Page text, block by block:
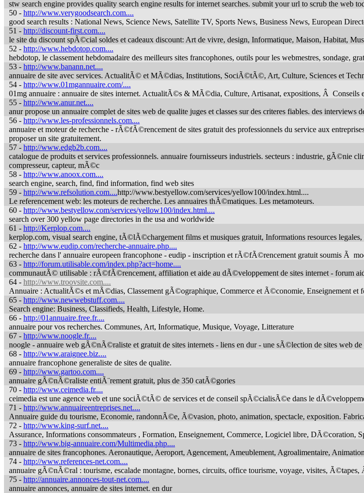
stw search engine provides quality search engine results for internet searches. submit your url to scrub the web
50 - http://www.verygoodsearch.com....
good search results : National News, Science News, Satellite TV, Sports News, Business News, European
51 - http://discount-first.com....
le site du discount spÃ©cial soldes et cadeaux discount: Art de vivre, design, Informatique, Maison, Habitat,
52 - http://www.hebdotop.com....
hebdotop, le classement hebdomadaire des meilleurs sites francophones, outils pour les webmestres, sondage,
53 - http://www.banann.net....
annuaire de site avec services. ActualitÃ© et MÃ©dias, Institutions, SociÃ©tÃ©, Art, Culture, Sciences et
54 - http://www.01mgannuaire.com/....
01mg annuaire : annuaire de sites internet. ActualitÃ©s & MÃ©dia, Culture, Artisanat, expositions, Â Conseils
55 - http://www.anur.net....
anur propose un annuaire complet de sites web de qualite juges et classes sur des criteres fiables. des interviews
56 - http://www.les-professionnels.com....
annuaire et moteur de recherche - rÃ©fÃ©rencement de sites gratuit des professionnels du service aux
proposer un site gratuitement.
57 - http://www.edgb2b.com....
catalogue de produits et services professionnels. annuaire fournisseurs industriels. secteurs : industrie,
compresseur, capteur, mÃ©c
58 - http://www.anoox.com....
search engine, search, find, find information, find web sites
59 - http://www.refsolution.com....http://www.bestyellow.com/services/yellow100/index.html....
Le referencement web: les moteurs de recherche. Les annuaires thÃ©matiques. Les metamoteurs.
60 - http://www.bestyellow.com/services/yellow100/index.html....
search over 300 yellow page directories in the usa and worldwide
61 - http://Kerplop.com....
kerplop.com, visual search engine, tÃ©lÃ©chargement films et musiques gratuit, Informations resources
62 - http://www.eudip.com/recherche-annuaire.php....
recherche dans l' annuaire europeen francophone - eudip - inscription et rÃ©fÃ©rencement gratuit soumis Ã
63 - http://forum.utilisable.com/index.php?act=home....
communautÃ© utilisable : rÃ©fÃ©rencement, affiliation et aide au dÃ©veloppement de sites internet - forum
64 - http://www.troovsite.com....
Annuaire : ActualitÃ©s et mÃ©dias, Classement gÃ©ographique, Commerce et Ã©conomie, Enseignement et
65 - http://www.newwebstuff.com....
Search engine: Business, Classifieds, Health, Lifestyle, Home.
66 - http://01annuaire.free.fr....
annuaire pour vos recherches. Communes, Art, Informatique, Musique, Voyage, Litterature
67 - http://www.noogle.fr....
noogle - annuaire web gÃ©nÃ©raliste et gratuit de sites internets - liens en dur - une sÃ©lection de sites web
68 - http://www.araignee.biz....
annuaire francophone generaliste de sites de qualite.
69 - http://www.gartoo.com....
annuaire gÃ©nÃ©raliste entiÃ¨rement gratuit, plus de 350 catÃ©gories
70 - http://www.ceimedia.fr....
ceimedia est une agence web et une sociÃ©tÃ© de services et de conseil spÃ©cialisÃ©e dans le
71 - http://www.annuaireentreprises.net....
Annuaire guide du tourisme, Economie, randonnÃ©e, Ã©vasion, photo, animation, spectacle, exposition.
72 - http://www.king-surf.net....
Assurance, Informations consommateurs , Formation, Enseignement, Commerce, Logiciel libre, DÃ©coration,
73 - http://www.big-annuaire.com/Multimedia.php....
annuaire de sites francophones. Aeronautique, Aeroport, Agencement, Ameublement, Agroalimentaire,
74 - http://www.references-net.com....
annuaire gÃ©nÃ©ral : tourisme, escalade montagne, bornes, circuits, office tourisme, voyage, visites, Ã©tapes,
75 - http://annuaire.annonces-tout-net.com....
annuaire annonces, annuaire de sites internet. en dur